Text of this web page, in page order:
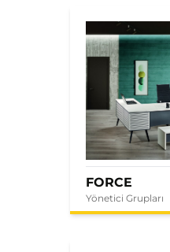
FORCE
Yönetici Grupları